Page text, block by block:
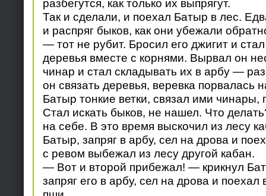
разбегутся, как только их выпрягут.
Так и сделали, и поехал Батыр в лес.
и распряг быков, как они убежали
— тот не рубит. Бросил его джигит и
деревья вместе с корнями. Вырвал он
чинар и стал складывать их в арбу —
он связать деревья, веревка порвалась
Батыр тонкие ветки, связал ими чинары,
Стал искать быков, не нашел. Что
на себе. В это время выскочил из лесу
Батыр, запряг в арбу, сел на дрова и
с ревом выбежал из лесу другой кабан.
— Вот и второй прибежал! — крикнул
запряг его в арбу, сел на дрова и